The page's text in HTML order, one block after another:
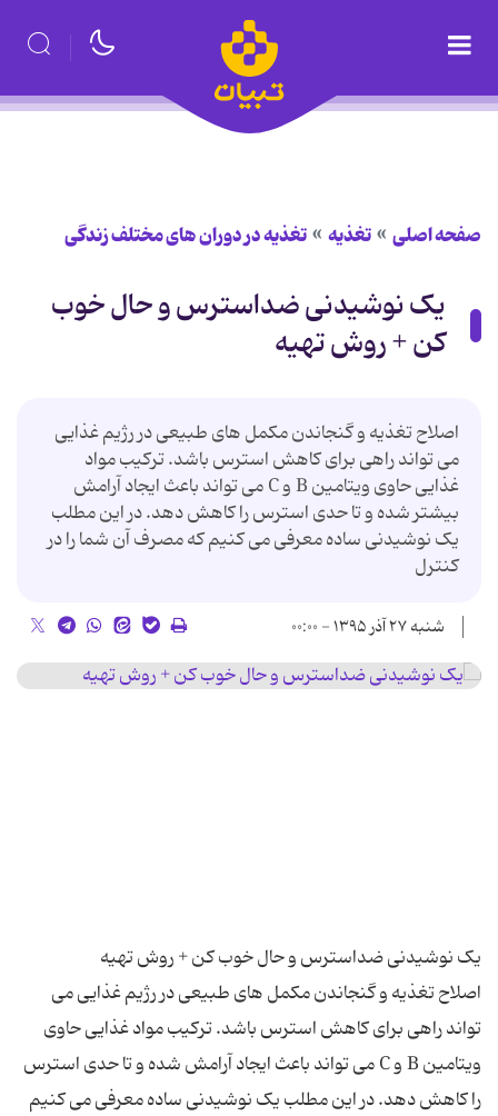
صفحه اصلی تغذیه تغذیه در دوران های مختلف زندگی
یک نوشیدنی ضداسترس و حال خوب
کن + روش تهیه
اصلاح تغذیه و گنجاندن مکمل های طبیعی در رژیم غذایی
می تواند راهی برای کاهش استرس باشد. ترکیب مواد
غذایی حاوی ویتامین B و C می تواند باعث ایجاد آرامش
بیشتر شده و تا حدی استرس را کاهش دهد. در این مطلب
یک نوشیدنی ساده معرفی می کنیم که مصرف آن شما را در
کنترل
شنبه ۲۷ آذر ۱۳۹۵ - ۰۰:۰۰
اصلاح تغذیه و گنجاندن مکمل های طبیعی در رژیم غذایی می
تواند راهی برای کاهش استرس باشد. ترکیب مواد غذایی حاوی
ویتامین B و C می تواند باعث ایجاد آرامش شده و تا حدی استرس
را کاهش دهد. در این مطلب یک نوشیدنی ساده معرفی می کنیم